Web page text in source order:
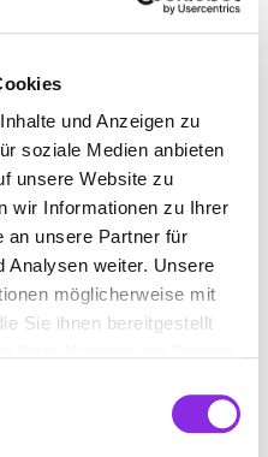
und Anzeigen zu
soziale Medien anbieten
unsere Website zu
wir Informationen zu Ihrer
an unsere Partner für
Analysen weiter. Unsere
möglicherweise mit
Sie ihnen bereitgestellt
rund um das Thema
So sollen Sie erfahren und
Ihnen in den schweren
weiterhilft und Sie
inklusive der Vorsorge,